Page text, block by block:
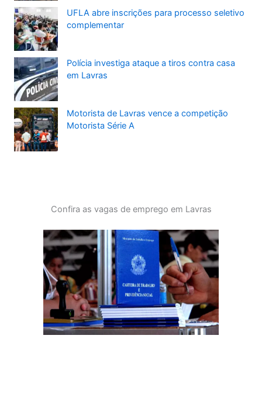
UFLA abre inscrições para processo seletivo
complementar
Polícia investiga ataque a tiros contra casa
em Lavras
Motorista de Lavras vence a competição
Motorista Série A
Confira as vagas de emprego em Lavras